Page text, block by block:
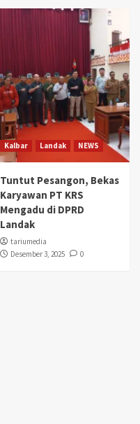
Kalbar Landak NEWS
Tuntut Pesangon, Bekas
Karyawan PT KRS
Mengadu di DPRD
Landak
tariumedia
Desember 3, 2025
0